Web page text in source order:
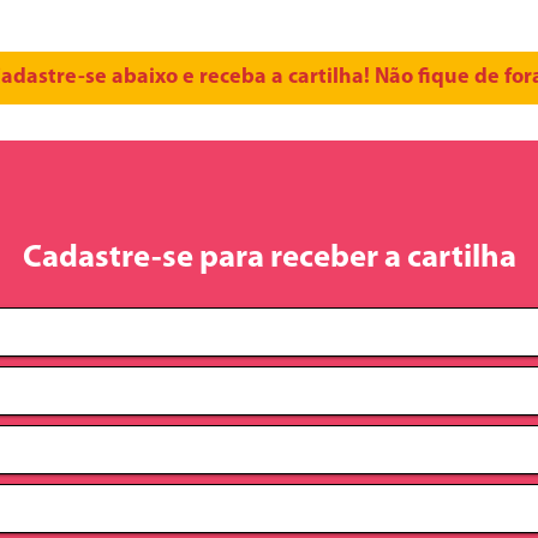
se abaixo e receba a cartilha! Não fique de
Cadastre-se para receber a cartilha